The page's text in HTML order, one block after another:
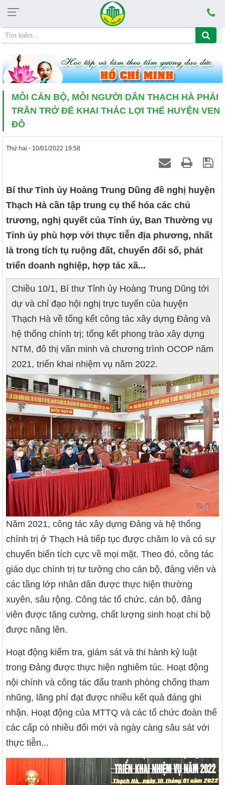
Thứ bảy, 08/08/2026, 04:43
HỌC TẬP VÀ LÀM THEO TẤM GƯƠNG ĐẠO ĐỨC HCM CỦA VĂN
MỖI CÁN BỘ, MỖI NGƯỜI DÂN THẠCH HÀ PHẢI
TRĂN TRỞ ĐỂ KHAI THÁC LỢI THẾ HUYỆN VEN
ĐÔ
Thứ hai - 10/01/2022 19:58
Bí thư Tỉnh ủy Hoàng Trung Dũng đề nghị huyện
Thạch Hà cần tập trung cụ thể hóa các chủ
trương, nghị quyết của Tỉnh ủy, Ban Thường vụ
Tỉnh ủy phù hợp với thực tiễn địa phương, nhất
là trong tích tụ ruộng đất, chuyển đổi số, phát
triển doanh nghiệp, hợp tác xã...
Chiều 10/1, Bí thư Tỉnh ủy Hoàng Trung Dũng tới
dự và chỉ đạo hội nghị trực tuyến của huyện
Thạch Hà về tổng kết công tác xây dựng Đảng và
hệ thống chính trị; tổng kết phong trào xây dựng
NTM, đô thị văn minh và chương trình OCOP năm
2021, triển khai nhiệm vụ năm 2022.
Năm 2021, công tác xây dựng Đảng và hệ thống
chính trị ở Thạch Hà tiếp tục được chăm lo và có sự
chuyển biến tích cực về mọi mặt. Theo đó, công tác
giáo dục chính trị tư tưởng cho cán bộ, đảng viên và
các tầng lớp nhân dân được thực hiện thường
xuyên, sâu rộng. Công tác tổ chức, cán bộ, đảng
viên được tăng cường, chất lượng sinh hoạt chi bộ
được nâng lên.
Hoạt động kiểm tra, giám sát và thi hành kỷ luật
trong Đảng được thực hiện nghiêm túc. Hoạt động
nội chính và công tác đấu tranh phòng chống tham
nhũng, lãng phí đạt được nhiều kết quả đáng ghi
nhận. Hoạt động của MTTQ và các tổ chức đoàn thể
các cấp có nhiều đổi mới và ngày càng sâu sát với
thực tiễn...